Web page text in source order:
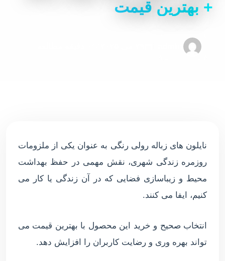
+ بهترین قیمت
نایلون های زباله رولی رنگی به عنوان یکی از ملزومات
روزمره زندگی شهری، نقش مهمی در حفظ بهداشت
محیط و زیباسازی فضایی که در آن زندگی یا کار می
کنیم، ایفا می کنند.
انتخاب صحیح و خرید این محصول با بهترین قیمت می
تواند بهره وری و رضایت کاربران را افزایش دهد.